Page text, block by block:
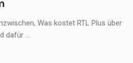
Was kostet RTL Plus über
dafür ...